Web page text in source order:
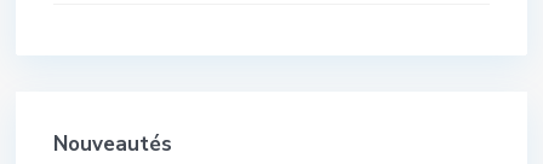
Nouveautés